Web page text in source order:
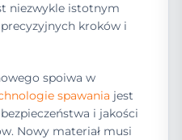
niezwykle istotnym
kroków i
spoiwa w
spawania jest
i jakości
Nowy materiał musi